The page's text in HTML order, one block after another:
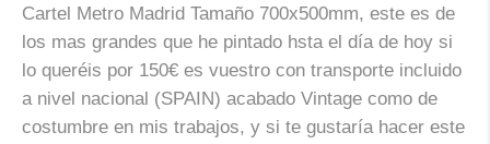
Cartel Metro Madrid Tamaño 700x500mm, este es de
los mas grandes que he pintado hsta el día de hoy si
lo queréis por 150€ es vuestro con transporte incluido
a nivel nacional (SPAIN) acabado Vintage como de
costumbre en mis trabajos, y si te gustaría hacer este